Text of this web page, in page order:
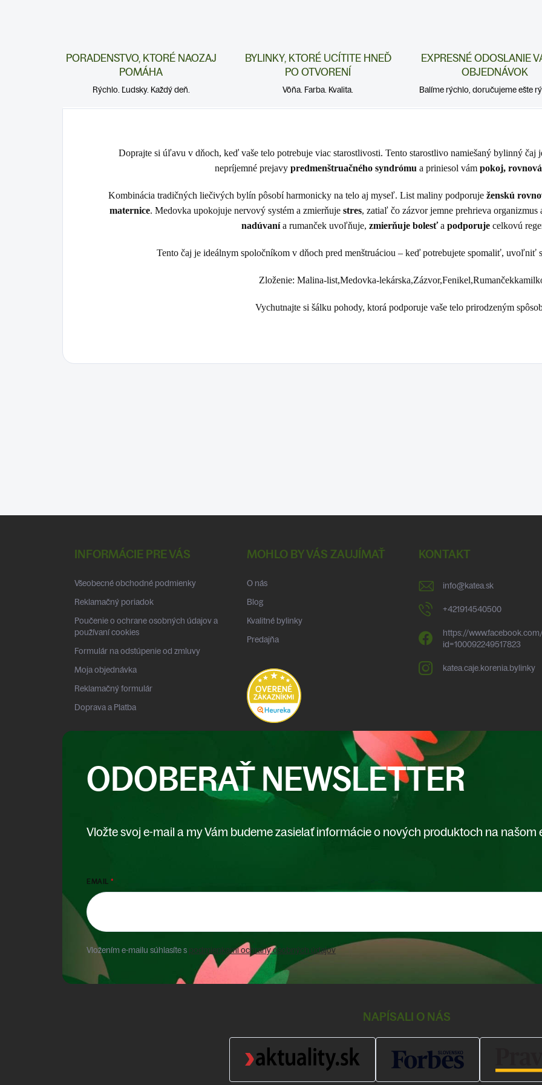
PORADENSTVO, KTORÉ NAOZAJ
POMÁHA
Rýchlo. Ľudsky. Každý deň.
BYLINKY, KTORÉ UCÍTITE HNEĎ
PO OTVORENÍ
Vôňa. Farba. Kvalita.
EXPRESNÉ ODOSLANIE
OBJEDNÁVOK
Balíme rýchlo, doručujeme ešte
Doprajte si úľavu v dňoch, keď vaše telo potrebuje viac starostlivosti. Tento starostlivo namiešaný bylinný čaj
nepríjemné prejavy predmenštruačného syndrómu a priniesol vám pokoj,
Kombinácia tradičných liečivých bylín pôsobí harmonicky na telo aj myseľ. List maliny podporuje ženskú
maternice. Medovka upokojuje nervový systém a zmierňuje stres, zatiaľ čo zázvor jemne prehrieva organizmus
nadúvanía rumanček uvoľňuje, zmierňuje bolesťa podporuje celkovú
Tento čaj je ideálnym spoločníkom v dňoch pred menštruáciou – keď potrebujete spomaliť, uvoľniť
Zloženie: Malina-list,Medovka-
Vychutnajte si šálku pohody, ktorá podporuje vaše telo prirodzeným
INFORMÁCIE PRE VÁS
Všeobecné obchodné podmienky
Reklamačný poriadok
Poučenie o ochrane osobných údajov a
používaní cookies
Formulár na odstúpenie od zmluvy
Moja objednávka
Reklamačný formulár
Doprava a Platba
MOHLO BY VÁS ZAUJÍMAŤ
O nás
Blog
Kvalitné bylinky
Predajňa
KONTAKT
info@katea.sk
+421914540500
https://
id=100092249517823
katea.caje.korenia.bylinky
ODOBERAŤ NEWSLETTER
Vložte svoj e-mail a my Vám budeme zasielať informácie o nových produktoch na našom
EMAIL
Vložením e-mailu súhlasíte s podmienkami ochrany osobných údajov
NAPÍSALI O NÁS